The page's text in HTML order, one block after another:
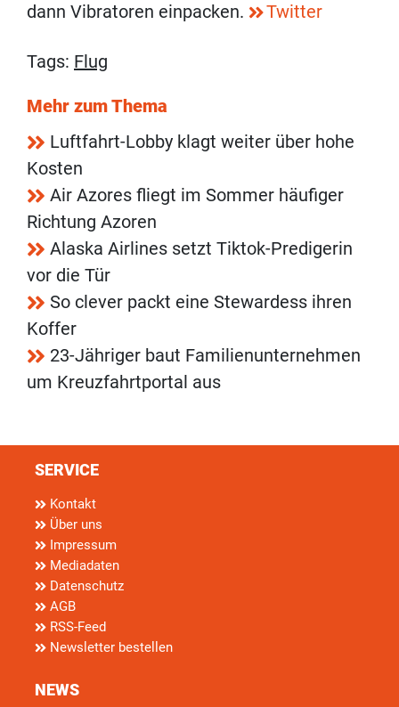
dann Vibratoren einpacken.
Twitter
Tags: Flug
Mehr zum Thema
Luftfahrt-Lobby klagt weiter über hohe
Kosten
Air Azores fliegt im Sommer häufiger
Richtung Azoren
Alaska Airlines setzt Tiktok-Predigerin
vor die Tür
So clever packt eine Stewardess ihren
Koffer
23-Jähriger baut Familienunternehmen
um Kreuzfahrtportal aus
SERVICE
Kontakt
Über uns
Impressum
Mediadaten
Datenschutz
AGB
RSS-Feed
Newsletter bestellen
NEWS